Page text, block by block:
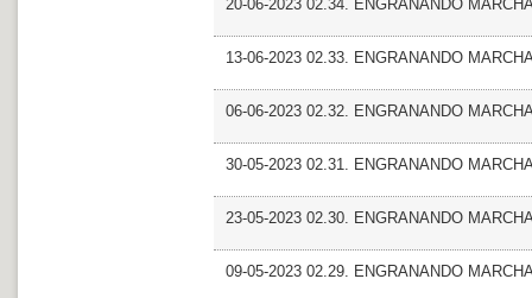
20-06-2023 02.34. ENGRANANDO
13-06-2023 02.33. ENGRANANDO
06-06-2023 02.32. ENGRANANDO
30-05-2023 02.31. ENGRANANDO
23-05-2023 02.30. ENGRANANDO
09-05-2023 02.29. ENGRANANDO